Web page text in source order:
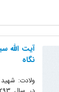
آیت الله
نگاه
ولادت: شهید